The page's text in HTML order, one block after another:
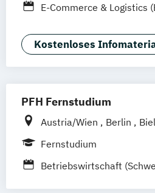
Braunschweig Erfurt
E-Commerce & Logistics
Kostenloses
PFH Fernstudium
Austria/Wien Berlin
Dortmund
Hamburg Hannover
Kaiserslautern/Kusel
Fernstudium
Betriebswirtschaft